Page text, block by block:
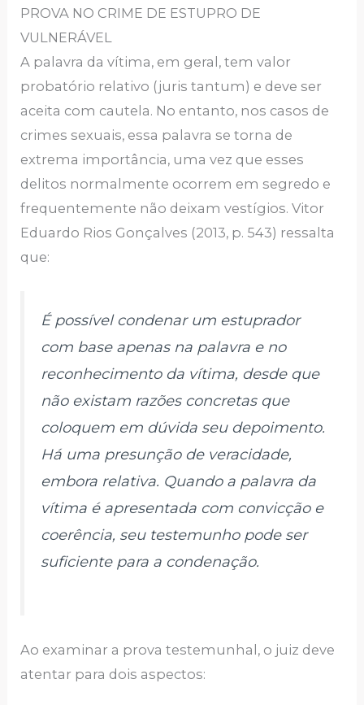
PROVA NO CRIME DE ESTUPRO DE
VULNERÁVEL
A palavra da vítima, em geral, tem valor
probatório relativo (juris tantum) e deve ser
aceita com cautela. No entanto, nos casos de
crimes sexuais, essa palavra se torna de
extrema importância, uma vez que esses
delitos normalmente ocorrem em segredo e
frequentemente não deixam vestígios. Vitor
Eduardo Rios Gonçalves (2013, p. 543) ressalta
que:
É possível condenar um estuprador
com base apenas na palavra e no
reconhecimento da vítima, desde que
não existam razões concretas que
coloquem em dúvida seu depoimento.
Há uma presunção de veracidade,
embora relativa. Quando a palavra da
vítima é apresentada com convicção e
coerência, seu testemunho pode ser
suficiente para a condenação.
Ao examinar a prova testemunhal, o juiz deve
atentar para dois aspectos: